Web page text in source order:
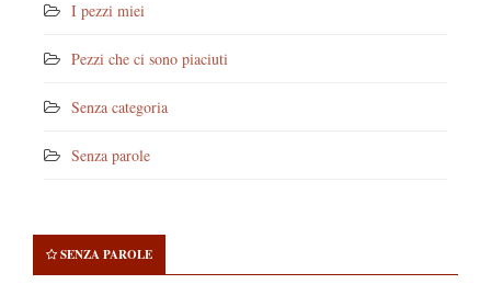
I pezzi miei
Pezzi che ci sono piaciuti
Senza categoria
Senza parole
SENZA PAROLE